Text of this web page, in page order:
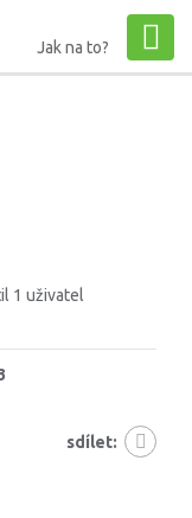
Jak na to?
1 uživatel
sdílet: